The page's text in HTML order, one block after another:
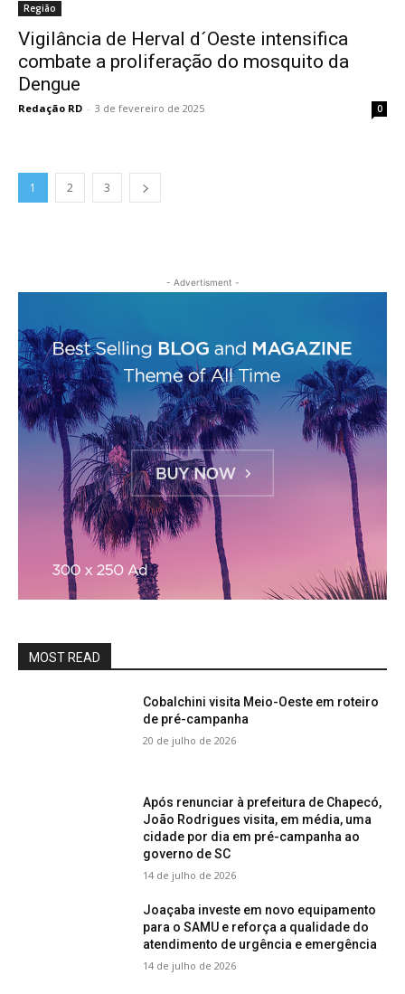
Região
Vigilância de Herval d´Oeste intensifica
combate a proliferação do mosquito da
Dengue
Redação RD - 3 de fevereiro de 2025 0
1 2 3
- Advertisment -
MOST READ
Cobalchini visita Meio-Oeste em roteiro
de pré-campanha
20 de julho de 2026
Após renunciar à prefeitura de Chapecó,
João Rodrigues visita, em média, uma
cidade por dia em pré-campanha ao
governo de SC
14 de julho de 2026
Joaçaba investe em novo equipamento
para o SAMU e reforça a qualidade do
atendimento de urgência e emergência
14 de julho de 2026